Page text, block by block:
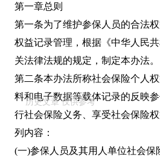
第一章总则
第一条为了维护参保人员的合法
权益记录管理，根据《中华人民
关法律法规的规定，制定本办法。
第二条本办法所称社会保险个人
料和电子数据等载体记录的反映
行社会保险义务、享受社会保险
列内容：
(一)参保人员及其用人单位社会保